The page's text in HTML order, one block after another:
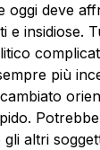
oggi deve
e insidiose.
più
altri